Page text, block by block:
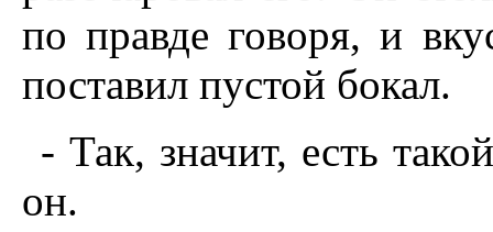
по правде говоря, и
поставил пустой бокал.
- Так, значит, есть
он.